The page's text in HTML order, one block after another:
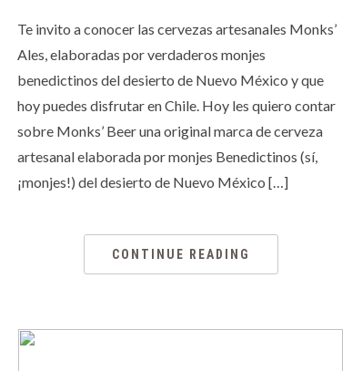
Te invito a conocer las cervezas artesanales Monks’
Ales, elaboradas por verdaderos monjes
benedictinos del desierto de Nuevo México y que
hoy puedes disfrutar en Chile. Hoy les quiero contar
sobre Monks’ Beer una original marca de cerveza
artesanal elaborada por monjes Benedictinos (sí,
¡monjes!) del desierto de Nuevo México […]
CONTINUE READING